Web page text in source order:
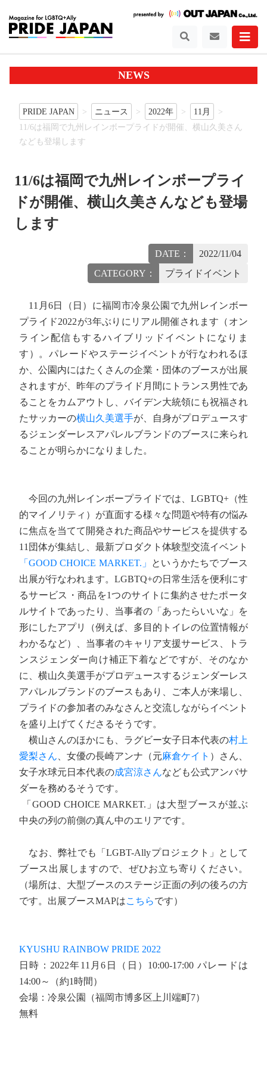
NEWS
PRIDE JAPAN ニュース 2022年
11月
11/6は福岡で九州レインボープライドが開催、横山久美さん
なども登場します
11/6は福岡で九州レインボープライ
ドが開催、横山久美さんなども登場
します
DATE：
2022/11/04
CATEGORY：
プライドイベント
11月6日（日）に福岡市冷泉公園で九州レインボー
プライド2022が3年ぶりにリアル開催されます（オン
ライン配信もするハイブリッドイベントになりま
す）。パレードやステージイベントが行なわれるほ
か、公園内にはたくさんの企業・団体のブースが出展
されますが、昨年のプライド月間にトランス男性であ
ることをカムアウトし、バイデン大統領にも祝福され
たサッカーの横山久美選手が、自身がプロデュースす
るジェンダーレスアパレルブランドのブースに来られ
ることが明らかになりました。
今回の九州レインボープライドでは、LGBTQ+（性
的マイノリティ）が直面する様々な問題や特有の悩み
に焦点を当てて開発された商品やサービスを提供する
11団体が集結し、最新プロダクト体験型交流イベント
「GOOD CHOICE MARKET.」
というかたちでブース
出展が行なわれます。LGBTQ+の日常生活を便利にす
るサービス・商品を1つのサイトに集約させたポータ
ルサイトであったり、当事者の「あったらいいな」を
形にしたアプリ（例えば、多目的トイレの位置情報が
わかるなど）、当事者のキャリア支援サービス、トラ
ンスジェンダー向け補正下着などですが、そのなか
に、横山久美選手がプロデュースするジェンダーレス
アパレルブランドのブースもあり、ご本人が来場し、
プライドの参加者のみなさんと交流しながらイベント
を盛り上げてくださるそうです。
横山さんのほかにも、ラグビー女子日本代表の村上
愛梨さん 、女優の長崎アンナ（元麻倉ケイト ）さん、
女子水球元日本代表の成宮涼さんなども公式アンバサ
ダーを務めるそうです。
「GOOD CHOICE MARKET.」は大型ブースが並ぶ
中央の列の前側の真ん中のエリアです。
なお、弊社でも「LGBT-Allyプロジェクト」として
ブース出展しますので、ぜひお立ち寄りください。
（場所は、大型ブースのステージ正面の列の後ろの方
です。出展ブースMAPはこちらです）
KYUSHU RAINBOW PRIDE 2022
日時：2022年11月6日（日）10:00-17:00 パレードは
14:00～（約1時間）
会場：冷泉公園（福岡市博多区上川端町7）
無料